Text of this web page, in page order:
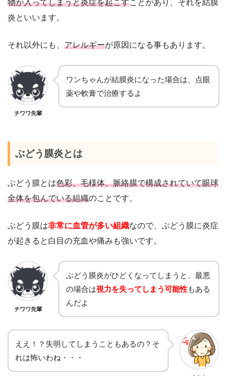
物が入ってしまうと炎症を起こすことがあり、それを結膜
炎といいます。
それ以外にも、 アレルギーが原因になる事もあります。
チワワ先輩
ワンちゃんが結膜炎になった場合は、点眼
薬や軟膏で治療するよ
ぶどう膜炎とは
ぶどう膜とは色彩、毛様体、脈絡膜で構成されていて眼球
全体を包んでいる組織のことです。
ぶどう膜は非常に血管が多い組織なので、ぶどう膜に炎症
が起きると白目の充血や痛みも強いです。
チワワ先輩
ぶどう膜炎がひどくなってしまうと、最悪
の場合は視力を失ってしまう可能性もある
んだよ
ええ！？失明してしまうこともあるの？そ
れは怖いわね・・・